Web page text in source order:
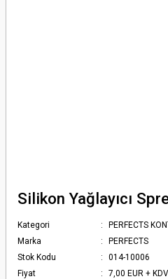
Silikon Yağlayıcı
Kategori
PERFECTS
Marka
PERFECTS
Stok Kodu
014-10006
Fiyat
7,00 EUR + KDV